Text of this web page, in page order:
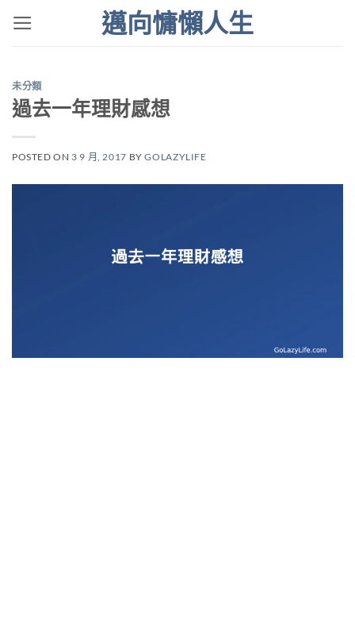
邁向慵懶人生
未分類
過去一年理財感想
POSTED ON 3 9 月, 2017 BYGOLAZYLIFE